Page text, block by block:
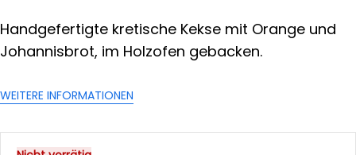
Handgefertigte kretische Kekse mit Orange und
Johannisbrot, im Holzofen gebacken.
WEITERE INFORMATIONEN